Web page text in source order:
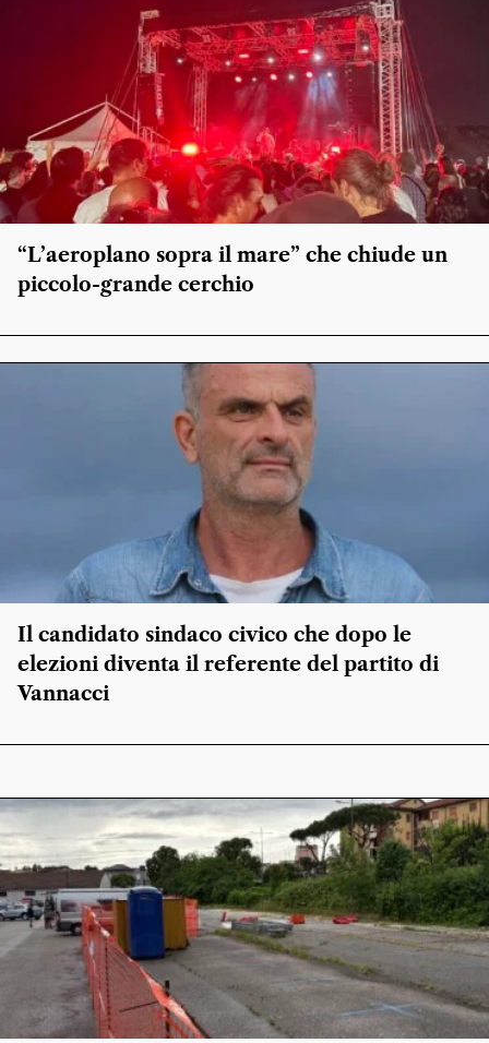
“L’aeroplano sopra il mare” che chiude un
piccolo-grande cerchio
Il candidato sindaco civico che dopo le
elezioni diventa il referente del partito di
Vannacci